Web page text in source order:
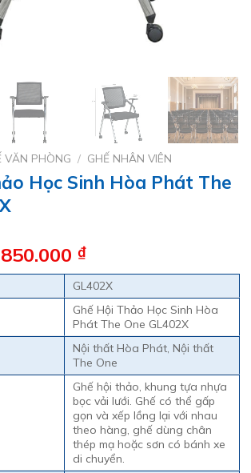
VĂN PHÒNG / GHẾ NHÂN VIÊN
Học Sinh Hòa Phát The
Giá
gốc
là:
900.000 ₫.
850.000₫Giá
hiện
tại
là:
850.000 ₫.
GL402X
Ghế Hội Thảo Học Sinh Hòa
Phát The One GL402X
Nội thất Hòa Phát, Nội thất
The One
Ghế hội thảo, khung tựa nhựa
bọc vải lưới. Ghế có thể gấp
gọn và xếp lồng lại với nhau
theo hàng, ghế dùng chân
thép mạ hoặc sơn có bánh xe
di chuyển.